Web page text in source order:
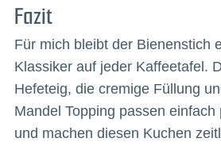
Fazit
Für mich bleibt der Bienenstich
Klassiker auf jeder Kaffeetafel.
Hefeteig, die cremige Füllung
Mandel Topping passen
und machen diesen Kuchen